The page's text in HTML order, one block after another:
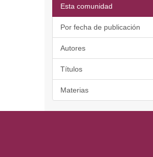
Esta comunidad
Por fecha de publicación
Autores
Títulos
Materias